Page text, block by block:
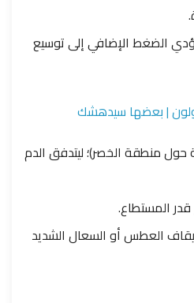
يؤدي الضغط الإضافي إلى توسيع
| بعضها سيدهشك
منطقة الخصر)؛ ليتدفق الدم
المستطاع.
العطس أو السعال الشديد